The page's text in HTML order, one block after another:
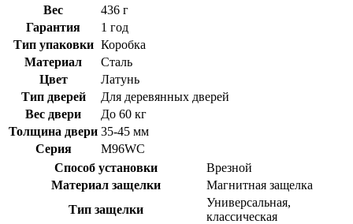
Вес
436 г
Гарантия
1 год
Тип упаковки Коробка
Материал
Сталь
Цвет
Латунь
Тип дверей
Для деревянных дверей
Вес двери
До 60 кг
Толщина двери 35-45 мм
Серия
M96WC
Способ установки
Врезной
Материал защелки
Магнитная защелка
Тип защелки
Универсальная,
классическая